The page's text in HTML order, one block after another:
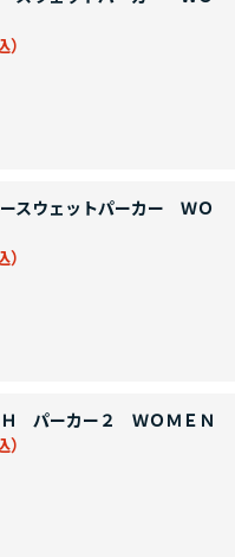
スウェットパーカー ＷＯ
Ｈ パーカー２ ＷＯＭＥＮ